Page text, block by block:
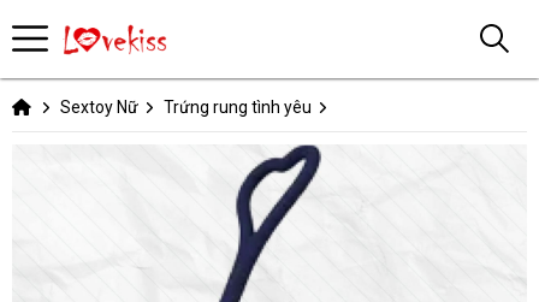
Sextoy Nữ Trứng rung tình yêu